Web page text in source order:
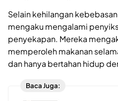
Selain kehilangan
mengaku mengalami
penyekapan. Mereka
memperoleh makanan
dan hanya bertahan hidup
Baca Juga: